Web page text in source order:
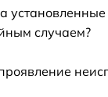
Midea
случаем?